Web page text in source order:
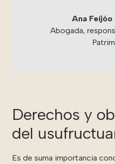
Ana Feijóo
Abogada,
Derechos y
del
Es de suma importancia